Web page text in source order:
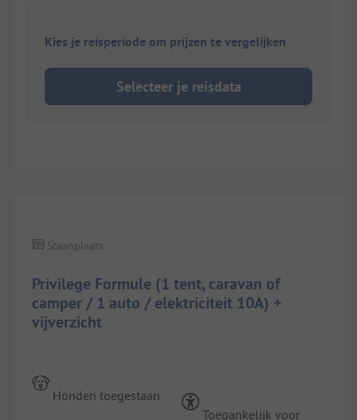
Kies je reisperiode om prijzen te vergelijken
Selecteer je reisdata
Privilege Formule (1 tent, caravan of
camper / 1 auto / elektriciteit 10A) +
vijverzicht
Staanplaats
Honden toegestaan
Toegankelijk voor